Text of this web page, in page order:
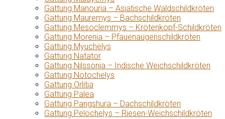
Gattung Manouria – Asiatische Waldschildkröten
Gattung Mauremys – Bachschildkröten
Gattung Mesoclemmys – Krötenkopf-Schildkröten
Gattung Morenia – Pfauenaugenschildkröten
Gattung Myuchelys
Gattung Natator
Gattung Nilssonia – Indische Weichschildkröten
Gattung Notochelys
Gattung Orlitia
Gattung Palea
Gattung Pangshura – Dachschildkröten
Gattung Pelochelys – Riesen-Weichschildkröten